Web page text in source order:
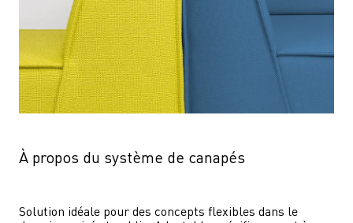
À propos du système de canapés
Solution idéale pour des concepts flexibles dans le